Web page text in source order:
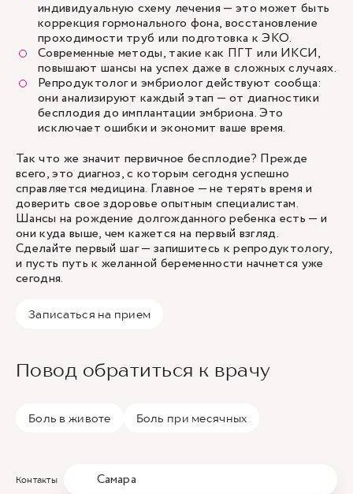
индивидуальную схему лечения — это может быть
коррекция гормонального фона, восстановление
проходимости труб или подготовка к ЭКО.
Современные методы, такие как ПГТ или ИКСИ,
повышают шансы на успех даже в сложных случаях.
Репродуктолог и эмбриолог действуют сообща:
они анализируют каждый этап — от диагностики
бесплодия до имплантации эмбриона. Это
исключает ошибки и экономит ваше время.
Так что же значит первичное бесплодие? Прежде
всего, это диагноз, с которым сегодня успешно
справляется медицина. Главное — не терять время и
доверить свое здоровье опытным специалистам.
Шансы на рождение долгожданного ребенка есть — и
они куда выше, чем кажется на первый взгляд.
Сделайте первый шаг — запишитесь к репродуктологу,
и пусть путь к желанной беременности начнется уже
сегодня.
Записаться на прием
Повод обратиться к врачу
Боль в животе Боль при месячных
Контакты Самара